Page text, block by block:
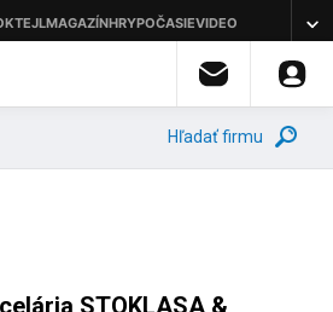
Hľadať firmu
STOKLASA &